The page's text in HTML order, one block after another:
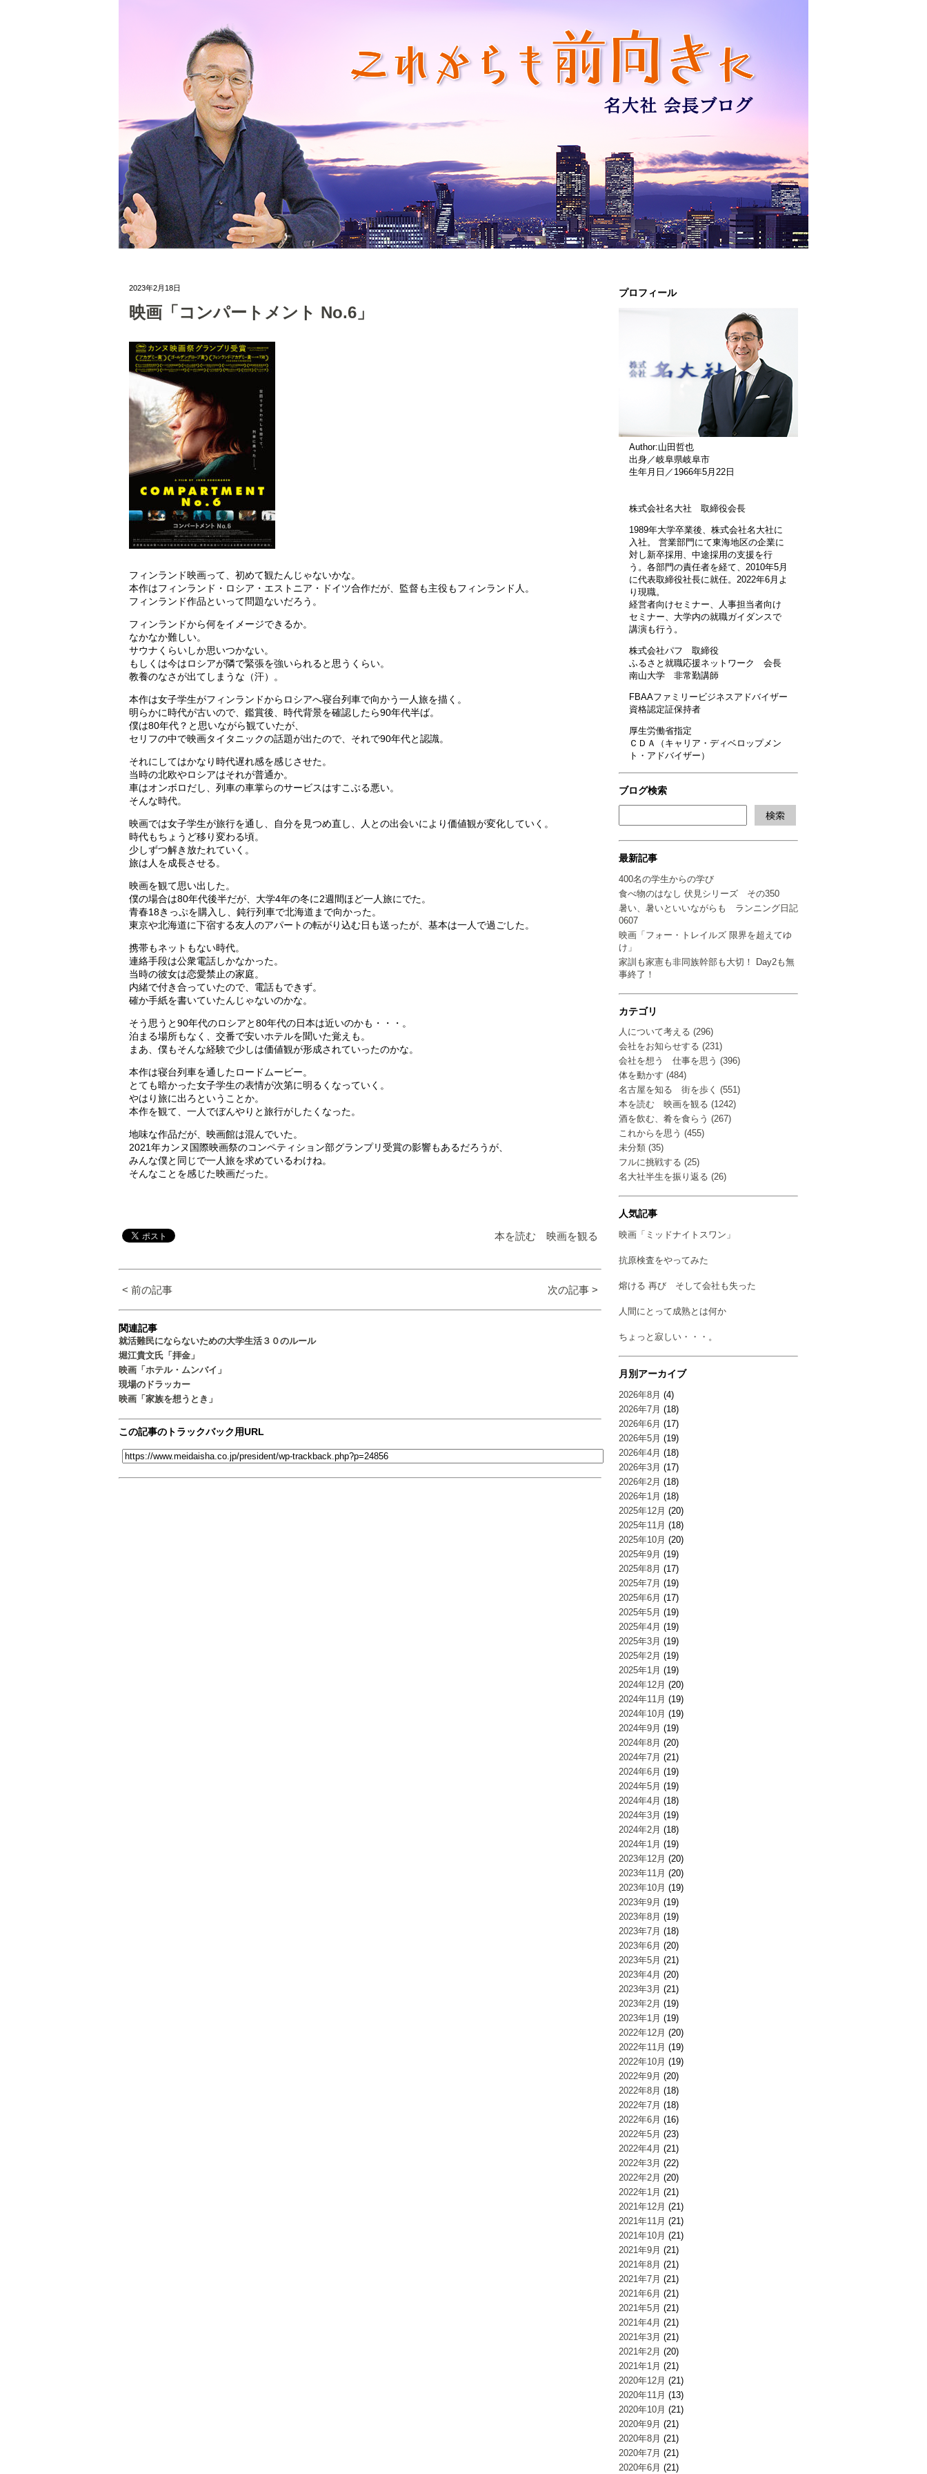
プロフィール
Author:山田哲也
出身／岐阜県岐阜市
生年月日／1966年5月22日
株式会社名大社 取締役会長
1989年大学卒業後、株式会社名大社に
入社。 営業部門にて東海地区の企業に
対し新卒採用、中途採用の支援を行
う。各部門の責任者を経て、2010年5月
に代表取締役社長に就任。2022年6月よ
り現職。
経営者向けセミナー、人事担当者向け
セミナー、大学内の就職ガイダンスで
講演も行う。
株式会社パフ 取締役
ふるさと就職応援ネットワーク 会長
南山大学 非常勤講師
FBAAファミリービジネスアドバイザー
資格認定証保持者
厚生労働省指定
ＣＤＡ（キャリア・ディベロップメン
ト・アドバイザー）
ブログ検索
最新記事
400名の学生からの学び
食べ物のはなし 伏見シリーズ その350
暑い、暑いといいながらも ランニング日記
0607
映画「フォー・トレイルズ 限界を超えてゆ
け」
家訓も家憲も非同族幹部も大切！ Day2も無
事終了！
カテゴリ
人について考える (296)
会社をお知らせする (231)
会社を想う 仕事を思う (396)
体を動かす (484)
名古屋を知る 街を歩く (551)
本を読む 映画を観る (1242)
酒を飲む、肴を食らう (267)
これからを思う (455)
未分類 (35)
フルに挑戦する (25)
名大社半生を振り返る (26)
人気記事
映画「ミッドナイトスワン」
抗原検査をやってみた
熔ける 再び そして会社も失った
人間にとって成熟とは何か
ちょっと寂しい・・・。
月別アーカイブ
2026年8月 (4)
2026年7月 (18)
2026年6月 (17)
2026年5月 (19)
2026年4月 (18)
2026年3月 (17)
2026年2月 (18)
2026年1月 (18)
2025年12月 (20)
2025年11月 (18)
2025年10月 (20)
2025年9月 (19)
2025年8月 (17)
2025年7月 (19)
2025年6月 (17)
2025年5月 (19)
2025年4月 (19)
2025年3月 (19)
2025年2月 (19)
2025年1月 (19)
2024年12月 (20)
2024年11月 (19)
2024年10月 (19)
2024年9月 (19)
2024年8月 (20)
2024年7月 (21)
2024年6月 (19)
2024年5月 (19)
2024年4月 (18)
2024年3月 (19)
2024年2月 (18)
2024年1月 (19)
2023年12月 (20)
2023年11月 (20)
2023年10月 (19)
2023年9月 (19)
2023年8月 (19)
2023年7月 (18)
2023年6月 (20)
2023年5月 (21)
2023年4月 (20)
2023年3月 (21)
2023年2月 (19)
2023年1月 (19)
2022年12月 (20)
2022年11月 (19)
2022年10月 (19)
2022年9月 (20)
2022年8月 (18)
2022年7月 (18)
2022年6月 (16)
2022年5月 (23)
2022年4月 (21)
2022年3月 (22)
2022年2月 (20)
2022年1月 (21)
2021年12月 (21)
2021年11月 (21)
2021年10月 (21)
2021年9月 (21)
2021年8月 (21)
2021年7月 (21)
2021年6月 (21)
2021年5月 (21)
2021年4月 (21)
2021年3月 (21)
2021年2月 (20)
2021年1月 (21)
2020年12月 (21)
2020年11月 (13)
2020年10月 (21)
2020年9月 (21)
2020年8月 (21)
2020年7月 (21)
2020年6月 (21)
2023年2月18日
映画「コンパートメント No.6」
フィンランド映画って、初めて観たんじゃないかな。
本作はフィンランド・ロシア・エストニア・ドイツ合作だが、監督も主役もフィンランド人。
フィンランド作品といって問題ないだろう。
フィンランドから何をイメージできるか。
なかなか難しい。
サウナくらいしか思いつかない。
もしくは今はロシアが隣で緊張を強いられると思うくらい。
教養のなさが出てしまうな（汗）。
本作は女子学生がフィンランドからロシアへ寝台列車で向かう一人旅を描く。
明らかに時代が古いので、鑑賞後、時代背景を確認したら90年代半ば。
僕は80年代？と思いながら観ていたが、
セリフの中で映画タイタニックの話題が出たので、それで90年代と認識。
それにしてはかなり時代遅れ感を感じさせた。
当時の北欧やロシアはそれが普通か。
車はオンボロだし、列車の車掌らのサービスはすこぶる悪い。
そんな時代。
映画では女子学生が旅行を通し、自分を見つめ直し、人との出会いにより価値観が変化していく。
時代もちょうど移り変わる頃。
少しずつ解き放たれていく。
旅は人を成長させる。
映画を観て思い出した。
僕の場合は80年代後半だが、大学4年の冬に2週間ほど一人旅にでた。
青春18きっぷを購入し、鈍行列車で北海道まで向かった。
東京や北海道に下宿する友人のアパートの転がり込む日も送ったが、基本は一人で過ごした。
携帯もネットもない時代。
連絡手段は公衆電話しかなかった。
当時の彼女は恋愛禁止の家庭。
内緒で付き合っていたので、電話もできず。
確か手紙を書いていたんじゃないのかな。
そう思うと90年代のロシアと80年代の日本は近いのかも・・・。
泊まる場所もなく、交番で安いホテルを聞いた覚えも。
まあ、僕もそんな経験で少しは価値観が形成されていったのかな。
本作は寝台列車を通したロードムービー。
とても暗かった女子学生の表情が次第に明るくなっていく。
やはり旅に出ろということか。
本作を観て、一人でぼんやりと旅行がしたくなった。
地味な作品だが、映画館は混んでいた。
2021年カンヌ国際映画祭のコンペティション部グランプリ受賞の影響もあるだろうが、
みんな僕と同じで一人旅を求めているわけね。
そんなことを感じた映画だった。
本を読む 映画を観る
< 前の記事 次の記事 >
関連記事
就活難民にならないための大学生活３０のルール
堀江貴文氏「拝金」
映画「ホテル・ムンバイ」
現場のドラッカー
映画「家族を想うとき」
この記事のトラックバック用URL